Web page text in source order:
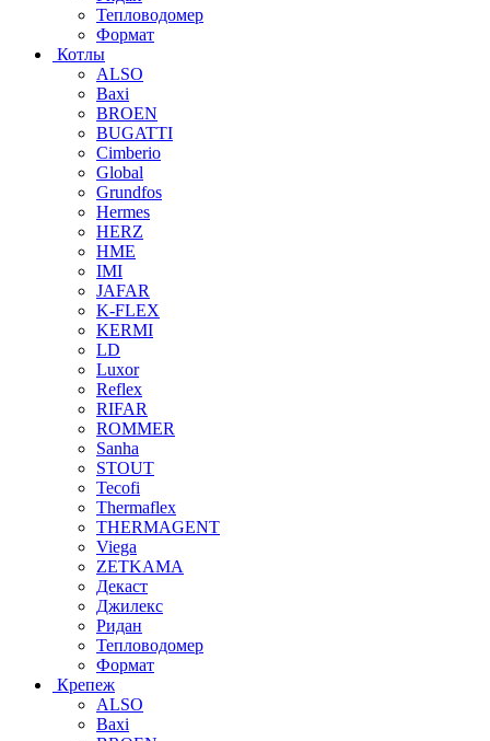
Тепловодомер
Формат
Котлы
ALSO
Baxi
BROEN
BUGATTI
Cimberio
Global
Grundfos
Hermes
HERZ
HME
IMI
JAFAR
K-FLEX
KERMI
LD
Luxor
Reflex
RIFAR
ROMMER
Sanha
STOUT
Tecofi
Thermaflex
THERMAGENT
Viega
ZETKAMA
Декаст
Джилекс
Ридан
Тепловодомер
Формат
Крепеж
ALSO
Baxi